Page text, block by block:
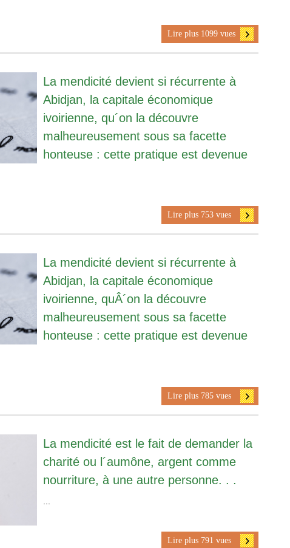
Lire plus 1099 vues
La mendicité devient si récurrente à
Abidjan, la capitale économique
ivoirienne, qu´on la découvre
malheureusement sous sa facette
honteuse : cette pratique est devenue
Lire plus 753 vues
La mendicité devient si récurrente à
Abidjan, la capitale économique
ivoirienne, quÂ´on la découvre
malheureusement sous sa facette
honteuse : cette pratique est devenue
Lire plus 785 vues
La mendicité est le fait de demander la
charité ou l´aumône, argent comme
nourriture, à une autre personne. . .
Lire plus 791 vues